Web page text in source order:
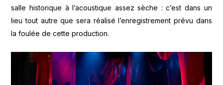
salle historique à l’acoustique assez sèche : c’est dans un
lieu tout autre que sera réalisé l’enregistrement prévu dans
la foulée de cette production.